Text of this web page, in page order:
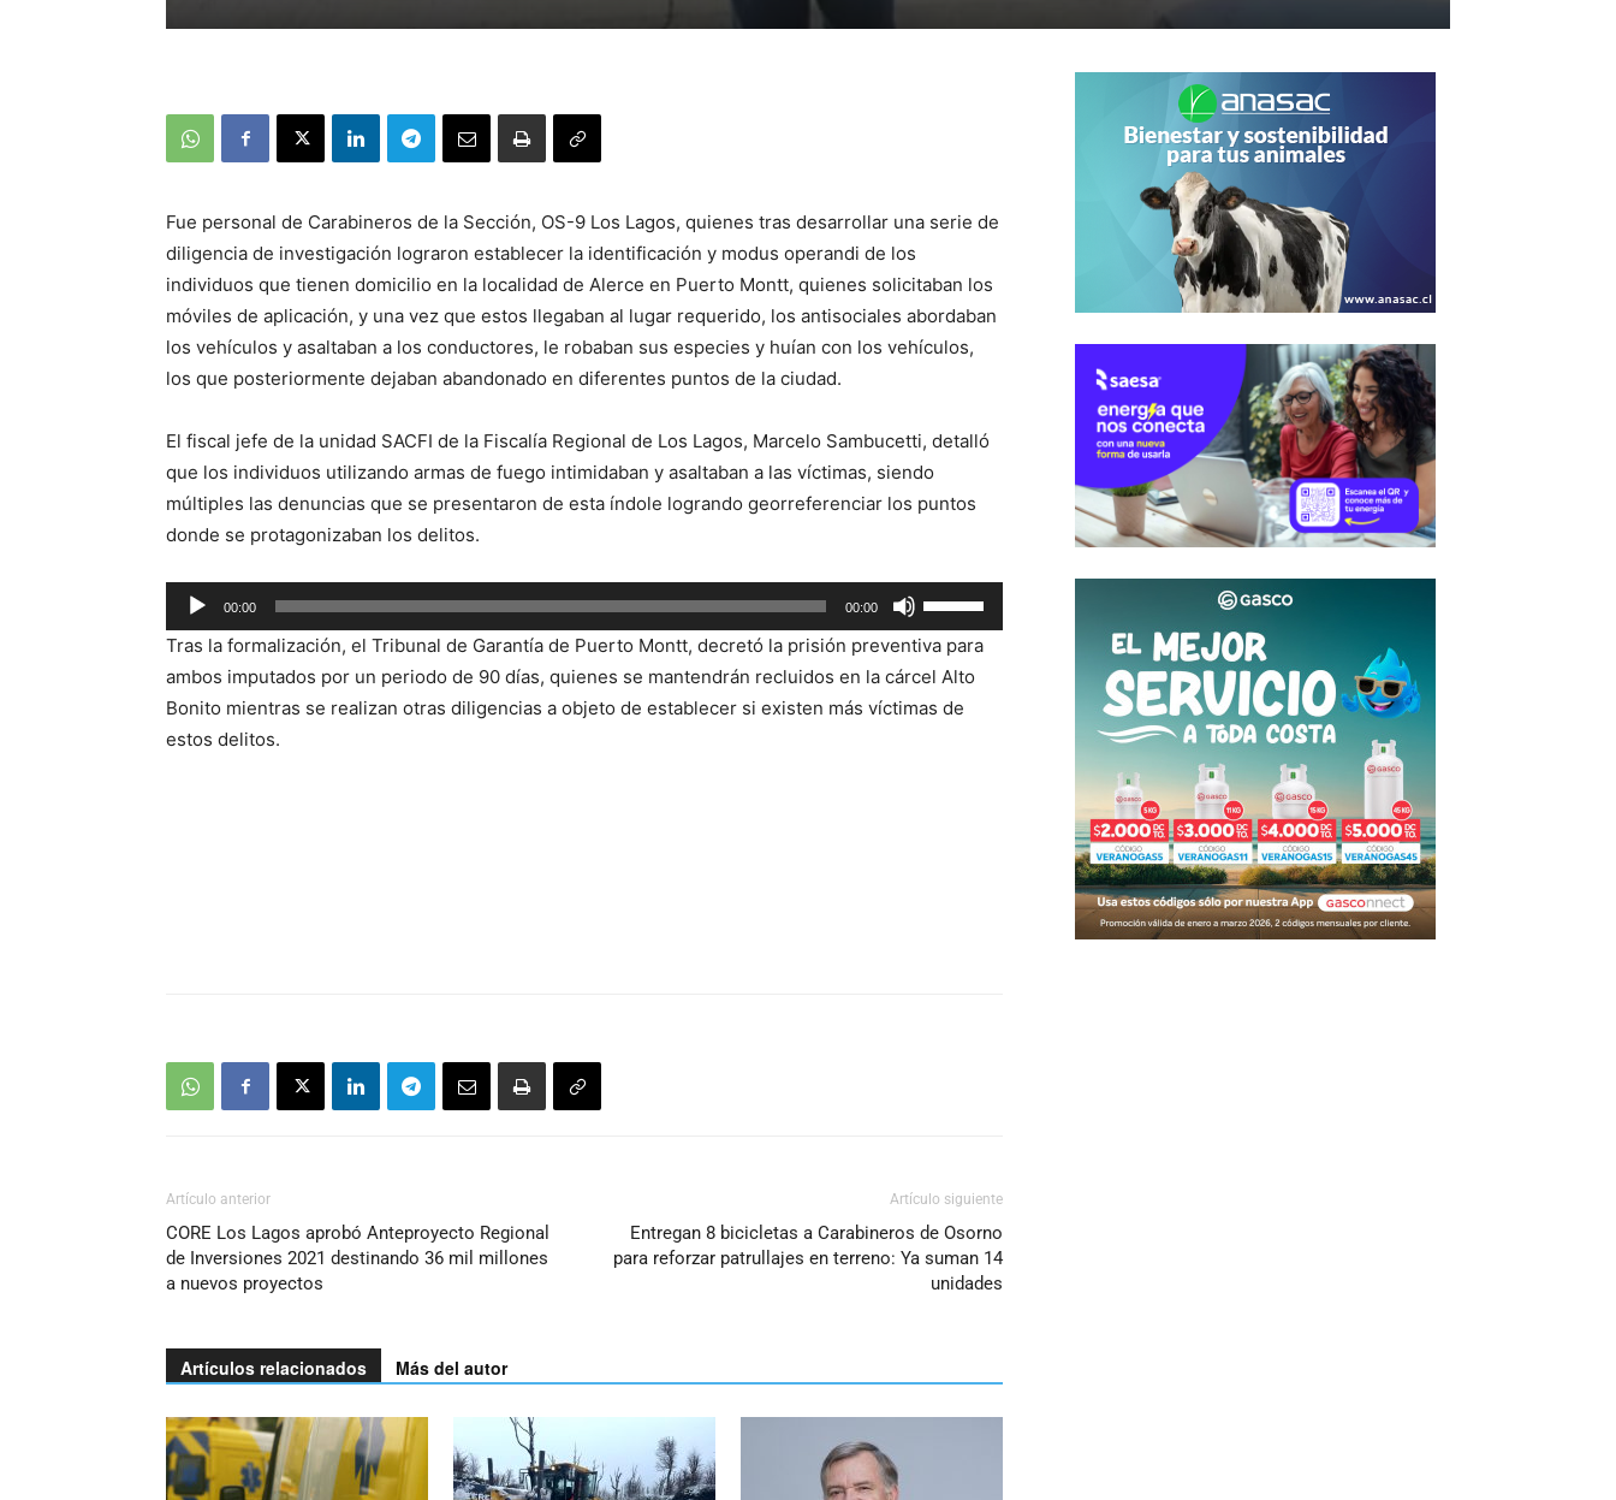
Fue personal de Carabineros de la Sección, OS-9 Los Lagos, quienes tras desarrollar una serie de
diligencia de investigación lograron establecer la identificación y modus operandi de los
individuos que tienen domicilio en la localidad de Alerce en Puerto Montt, quienes solicitaban los
móviles de aplicación, y una vez que estos llegaban al lugar requerido, los antisociales abordaban
los vehículos y asaltaban a los conductores, le robaban sus especies y huían con los vehículos,
los que posteriormente dejaban abandonado en diferentes puntos de la ciudad.
El fiscal jefe de la unidad SACFI de la Fiscalía Regional de Los Lagos, Marcelo Sambucetti, detalló
que los individuos utilizando armas de fuego intimidaban y asaltaban a las víctimas, siendo
múltiples las denuncias que se presentaron de esta índole logrando georreferenciar los puntos
donde se protagonizaban los delitos.
Reproductor
de
audio
00:00 00:00
Utiliza
las
teclas
de
flecha
Tras la formalización, el Tribunal de Garantía de Puerto Montt, decretó la prisión preventiva para
ambos imputados por un periodo de 90 días, quienes se mantendrán recluidos en la cárcel Alto
Bonito mientras se realizan otras diligencias a objeto de establecer si existen más víctimas de
estos delitos.
Artículo anterior
CORE Los Lagos aprobó Anteproyecto Regional
de Inversiones 2021 destinando 36 mil millones
a nuevos proyectos
Artículo siguiente
Entregan 8 bicicletas a Carabineros de Osorno
para reforzar patrullajes en terreno: Ya suman 14
unidades
Artículos relacionados Más del autor